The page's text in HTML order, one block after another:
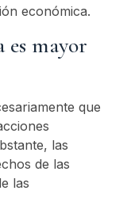
económica.
es mayor
que
las
de las
las